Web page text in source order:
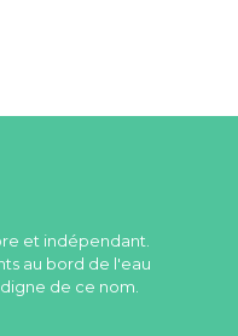
et indépendant.
au bord de l'eau
de ce nom.